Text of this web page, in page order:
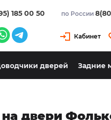
185 00 50 по России
Кабинет
дверей Задние
двери